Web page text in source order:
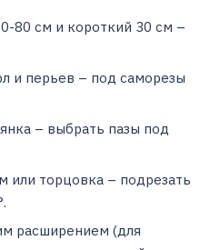
80 см и короткий 30 см –
и перьев – под саморезы
– выбрать пазы под
или торцовка – подрезать
расширением (для